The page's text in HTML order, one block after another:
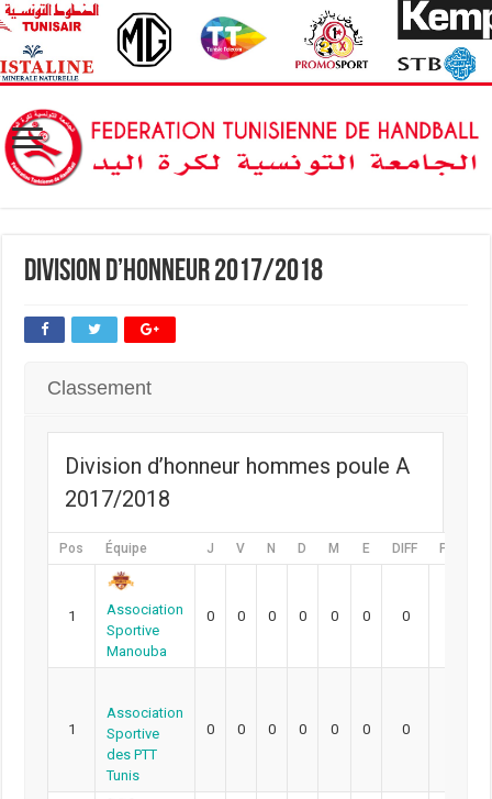
Division d’Honneur 2017/2018
Classement
Division d’honneur hommes poule A
2017/2018
Pos Équipe J V N D M E DIFF Pts
1
Association
Sportive
Manouba
0 0 0 0 0 0 0
1
Association
Sportive
des PTT
Tunis
0 0 0 0 0 0 0